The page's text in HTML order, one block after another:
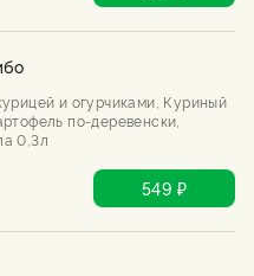
и огурчиками, Куриный
по-деревенски,
0,3л
549 ₽